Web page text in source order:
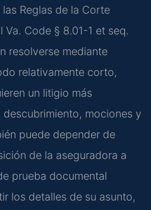
Reglas de la Corte
Va. Code § 8.01-1 et seq.
resolverse mediante
relativamente corto,
un litigio más
mociones y
puede depender de
de la aseguradora a
prueba documental
los detalles de su asunto,